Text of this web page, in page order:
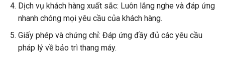
Dịch vụ khách hàng xuất sắc: Luôn lắng nghe và đáp ứng
nhanh chóng mọi yêu cầu của khách hàng.
Giấy phép và chứng chỉ: Đáp ứng đầy đủ các yêu cầu
pháp lý về bảo trì thang máy.